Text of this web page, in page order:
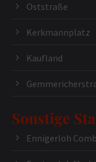
Oststraße
Kerkmannplatz
Kaufland
Sonstige
Ennigerloh